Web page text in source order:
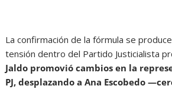
La confirmación de la fórmula se
tensión dentro del Partido Justicialista
Jaldo promovió cambios en la
PJ, desplazando a Ana Escobedo